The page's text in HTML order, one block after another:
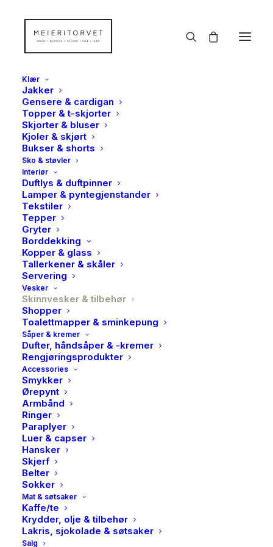
Klær
Jakker
Gensere & cardigan
Topper & t-skjorter
Skjorter & bluser
Kjoler & skjørt
Bukser & shorts
Sko & støvler
Interiør
Duftlys & duftpinner
Lamper & pyntegjenstander
Tekstiler
Tepper
Gryter
Borddekking
Kopper & glass
Tallerkener & skåler
Servering
Vesker
Skinnvesker & tilbehør
Shopper
Toalettmapper & sminkepung
Såper & kremer
Dufter, håndsåper & -kremer
Rengjøringsprodukter
Accessories
Smykker
Ørepynt
Armbånd
Ringer
Paraplyer
Luer & capser
Hansker
Skjerf
Belter
Sokker
Mat & søtsaker
Kaffe/te
Krydder, olje & tilbehør
Lakris, sjokolade & søtsaker
Salg
O My Bag, Beck`s bum
bag, Black
2099,00
Enten du kaller det en Bum Bag eller rumpetaske, er
det uansett ingen tvil om at denne typen veske er
kommet for å bli! Egner seg like godt til et sportslig